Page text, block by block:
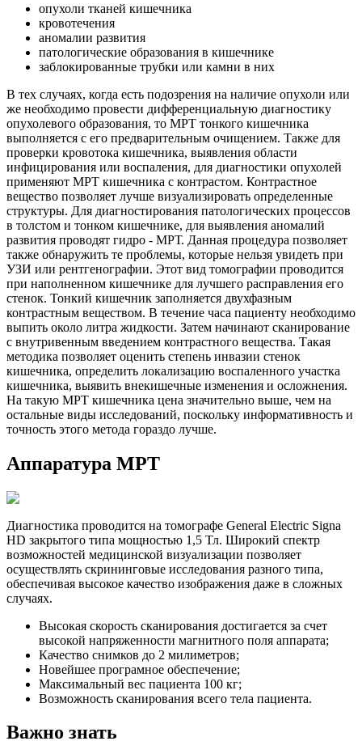
опухоли тканей кишечника
кровотечения
аномалии развития
патологические образования в кишечнике
заблокированные трубки или камни в них
В тех случаях, когда есть подозрения на наличие опухоли или
же необходимо провести дифференциальную диагностику
опухолевого образования, то МРТ тонкого кишечника
выполняется с его предварительным очищением. Также для
проверки кровотока кишечника, выявления области
инфицирования или воспаления, для диагностики опухолей
применяют МРТ кишечника с контрастом. Контрастное
вещество позволяет лучше визуализировать определенные
структуры. Для диагностирования патологических процессов
в толстом и тонком кишечнике, для выявления аномалий
развития проводят гидро - МРТ. Данная процедура позволяет
также обнаружить те проблемы, которые нельзя увидеть при
УЗИ или рентгенографии. Этот вид томографии проводится
при наполненном кишечнике для лучшего расправления его
стенок. Тонкий кишечник заполняется двухфазным
контрастным веществом. В течение часа пациенту необходимо
выпить около литра жидкости. Затем начинают сканирование
с внутривенным введением контрастного вещества. Такая
методика позволяет оценить степень инвазии стенок
кишечника, определить локализацию воспаленного участка
кишечника, выявить внекишечные изменения и осложнения.
На такую МРТ кишечника цена значительно выше, чем на
остальные виды исследований, поскольку информативность и
точность этого метода гораздо лучше.
Аппаратура МРТ
Диагностика проводится на томографе General Electric Signa
HD закрытого типа мощностью 1,5 Тл. Широкий спектр
возможностей медицинской визуализации позволяет
осуществлять скрининговые исследования разного типа,
обеспечивая высокое качество изображения даже в сложных
случаях.
Высокая скорость сканирования достигается за счет
высокой напряженности магнитного поля аппарата;
Качество снимков до 2 милиметров;
Новейшее програмное обеспечение;
Максимальный вес пациента 100 кг;
Возможность сканирования всего тела пациента.
Важно знать